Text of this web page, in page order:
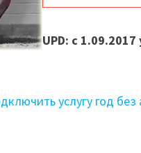
UPD: с
услугу год